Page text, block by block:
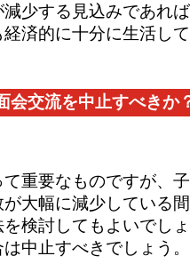
少する見込みであれ
済的に十分に生活し
会交流を中止すべきか
重要なものですが、
大幅に減少している
検討してもよいでしょ
中止すべきでしょう。